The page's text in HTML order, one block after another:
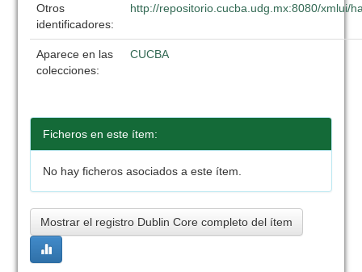
Otros
identificadores:
http://repositorio.cucba.udg.mx:8080/xmlui/
Aparece en las
colecciones:
CUCBA
Ficheros en este ítem:
No hay ficheros asociados a este ítem.
Mostrar el registro Dublin Core completo del ítem